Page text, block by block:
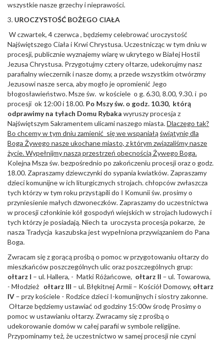
wszystkie nasze grzechy i nieprawości.
3. UROCZYSTOŚĆ BOŻEGO CIAŁA
W czwartek, 4 czerwca , będziemy celebrować uroczystość
Najświętszego Ciała i Krwi Chrystusa. Uczestnicząc w tym dniu w
procesji, publicznie wyznajemy wiarę w ukrytego w Białej Hostii
Jezusa Chrystusa. Przygotujmy cztery ołtarze, udekorujmy nasz
parafialny wieczernik i nasze domy, a przede wszystkim otwórzmy
Jezusowi nasze serca, aby mogło je opromienić Jego
błogosławieństwo. Msze św. w kościele o g. 6.30, 8.00, 9.30. i po
procesji ok 12:00 i 18.00. Po Mszyśw. o godz. 10.30, którą
odprawimy na tyłach Domu Rybaka wyruszy procesja z
Najświętszym Sakramentem ulicami naszego miasta.Dlaczego tak?
Bo chcemy w tym dniu zamienić sięwe wspaniałąświątyniędla
Boga Żywego nasze ukochane miasto, z którym związaliśmy nasze
życie. Wypełnijmy naszą przestrzeń obecnością Żywego Boga.
Kolejna Msza św. bezpośrednio po zakończeniu procesji oraz o godz.
18.00. Zapraszamy dziewczynki do sypania kwiatków. Zapraszamy
dzieci komunijne w ich liturgicznych strojach. chłopców zwłaszcza
tych którzy w tym roku przystąpili do I Komunii św. prosimy o
przyniesienie małych dzwoneczków. Zapraszamy do uczestnictwa
w procesji członkinie kół gospodyń wiejskich w strojach ludowych i
tych którzy je posiadają. Niech ta uroczysta procesja pokarze, że
nasza Tradycja kaszubska jest wypełniona przywiązaniem do Pana
Boga.
Zwracam się z gorącą prośbą o pomoc w przygotowaniu ołtarzy do
mieszkańców poszczególnych ulic oraz poszczególnych grup:
ołtarz I – ul. Hallera, - Matki Różańcowe, ołtarz II – ul. Towarowa,
- Młodzież ołtarz III – ul. Błękitnej Armii – Kościół Domowy, ołtarz
IV – przy kościele - Rodzice dzieci I-komunijnych i siostry zakonne.
Ołtarze będziemy ustawiać od godziny 15:00w środę Prosimy o
pomoc w ustawianiu ołtarzy. Zwracamy się z prośbą o
udekorowanie domów w całej parafii w symbole religijne.
Przypominamy też, że uczestnictwo w samej procesji nie czyni